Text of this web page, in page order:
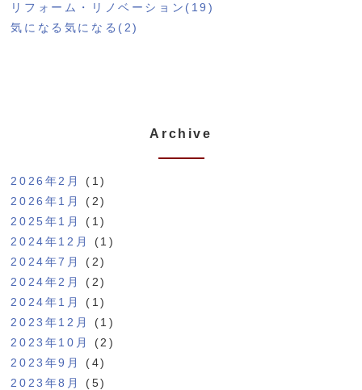
リフォーム・リノベーション(19)
気になる気になる(2)
Archive
2026年2月
(1)
2026年1月
(2)
2025年1月
(1)
2024年12月
(1)
2024年7月
(2)
2024年2月
(2)
2024年1月
(1)
2023年12月
(1)
2023年10月
(2)
2023年9月
(4)
2023年8月
(5)